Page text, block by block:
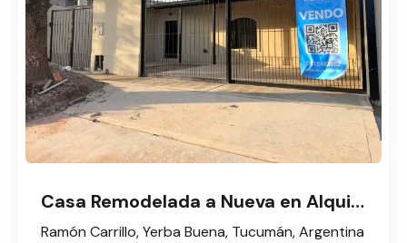
Casa Remodelada a Nueva en Alquiler – Barrio Apunt, Yerba Buena
Ramón Carrillo, Yerba Buena, Tucumán, Argentina